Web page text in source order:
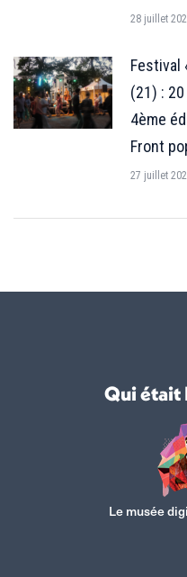
28 juillet
Festival
(21) :
4ème
Front
27 juillet
Qui était
Le musée